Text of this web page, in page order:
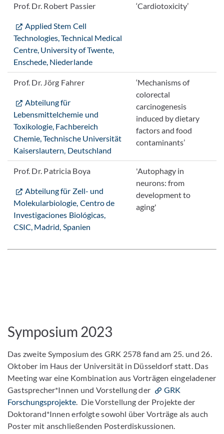
Prof. Dr. Robert Passier
Applied Stem Cell
Technologies, Technical Medical
Centre, University of Twente,
Enschede, Niederlande
‘Cardiotoxicity’
Prof. Dr. Jörg Fahrer
Abteilung für
Lebensmittelchemie und
Toxikologie, Fachbereich
Chemie, Technische Universität
Kaiserslautern, Deutschland
‘Mechanisms of
colorectal
carcinogenesis
induced by dietary
factors and food
contaminants’
Prof. Dr. Patricia Boya
Abteilung für Zell- und
Molekularbiologie, Centro de
Investigaciones Biológicas,
CSIC, Madrid, Spanien
'Autophagy in
neurons: from
development to
aging'
Symposium 2023
Das zweite Symposium des GRK 2578 fand am 25. und 26.
Oktober im Haus der Universität in Düsseldorf statt. Das
Meeting war eine Kombination aus Vorträgen eingeladener
Gastsprecher*Innen und Vorstellung der
GRK
Forschungsprojekte. Die Vorstellung der Projekte der
Doktorand*Innen erfolgte sowohl über Vorträge als auch
Poster mit anschließenden Posterdiskussionen.